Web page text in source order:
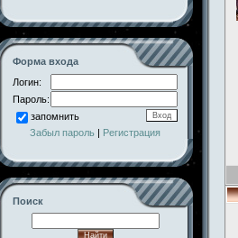
Форма входа
Логин:
Пароль:
запомнить
Забыл пароль | Регистрация
Поиск